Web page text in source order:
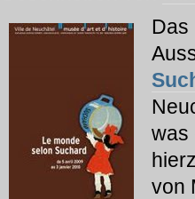
Das
was
von